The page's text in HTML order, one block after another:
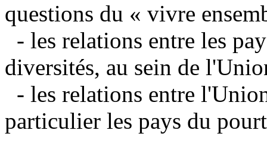
questions du « vivre
- les relations entre les
diversités, au sein de
- les relations entre
particulier les pays du